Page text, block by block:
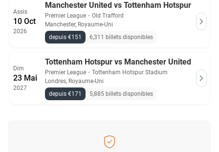
Assis
10 Oct
2026
Manchester United vs Tottenham Hotspur
Premier League ・ Old Trafford
Manchester, Royaume-Uni
depuis €151
6,311 billets disponibles
Dim
23 Mai
2027
Tottenham Hotspur vs Manchester United
Premier League ・ Tottenham Hotspur Stadium
Londres, Royaume-Uni
depuis €171
5,885 billets disponibles